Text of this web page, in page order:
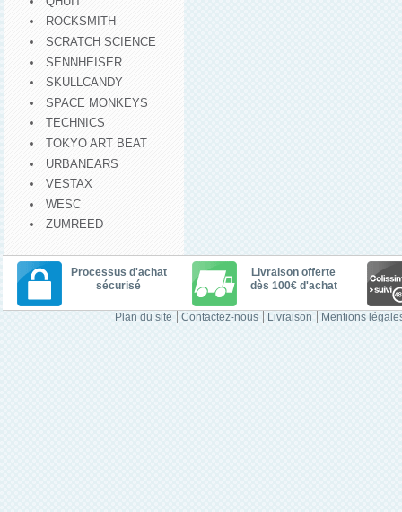
ROCKSMITH
SCRATCH SCIENCE
SENNHEISER
SKULLCANDY
SPACE MONKEYS
TECHNICS
TOKYO ART BEAT
URBANEARS
VESTAX
WESC
ZUMREED
Processus d'achat
sécurisé
Livraison offerte
dès 100€ d'achat
Plan du site Contactez-nous Livraison Mentions